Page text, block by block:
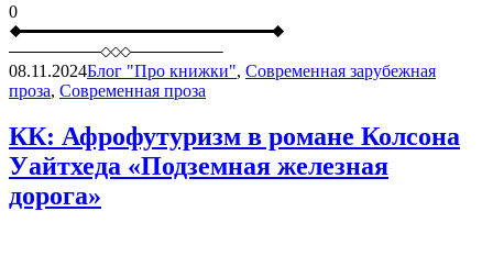
0
08.11.2024Блог "Про книжки", Современная зарубежная
проза, Современная проза
КК: Афрофутуризм в романе Колсона
Уайтхеда «Подземная железная
дорога»